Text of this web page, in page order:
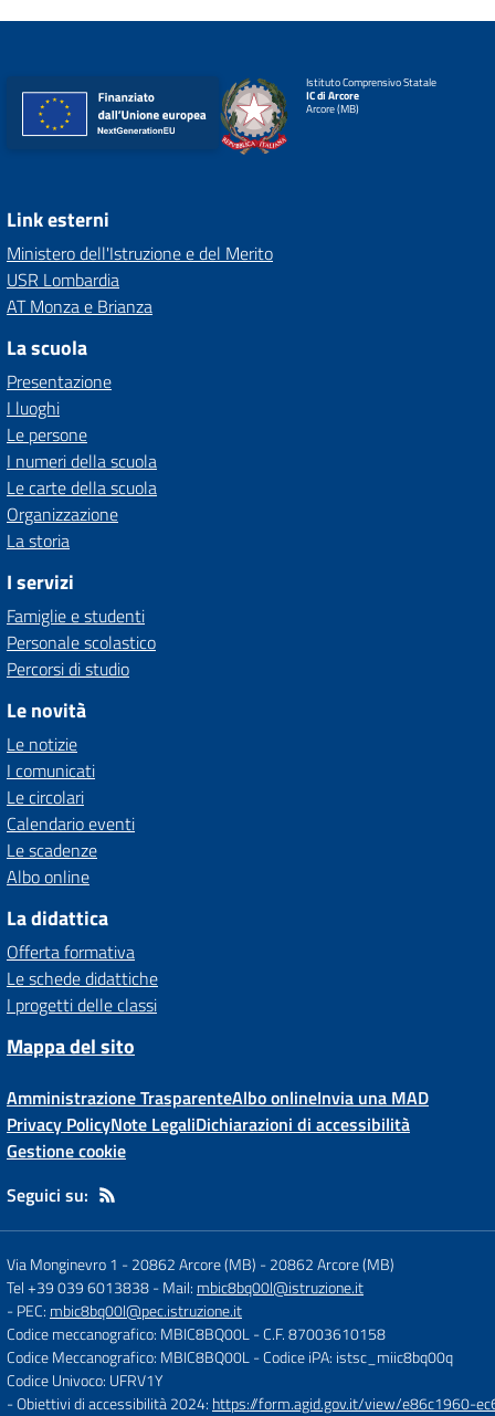
Istituto Comprensivo Statale
IC di Arcore
Arcore (MB)
Link esterni
Ministero dell'Istruzione e del Merito
USR Lombardia
AT Monza e Brianza
La scuola
Presentazione
I luoghi
Le persone
I numeri della scuola
Le carte della scuola
Organizzazione
La storia
I servizi
Famiglie e studenti
Personale scolastico
Percorsi di studio
Le novità
Le notizie
I comunicati
Le circolari
Calendario eventi
Le scadenze
Albo online
La didattica
Offerta formativa
Le schede didattiche
I progetti delle classi
Mappa del sito
Amministrazione TrasparenteAlbo onlineInvia una MAD
Privacy PolicyNote LegaliDichiarazioni di accessibilità
Gestione cookie
Seguici su:
Via Monginevro 1 - 20862 Arcore (MB) -20862 Arcore (MB)
Tel +39 039 6013838- Mail: mbic8bq00l@istruzione.it
- PEC: mbic8bq00l@pec.istruzione.it
Codice meccanografico: MBIC8BQ00L- C.F. 87003610158
Codice Meccanografico: MBIC8BQ00L- Codice iPA: istsc_miic8bq00q
Codice Univoco: UFRV1Y
- Obiettivi di accessibilità 2024: https://form.agid.gov.it/view/e86c1960-